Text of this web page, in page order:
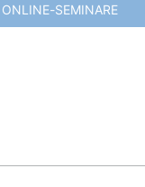
ONLINE-SEMINARE